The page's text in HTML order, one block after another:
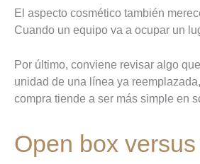
El aspecto cosmético también
Cuando un equipo va a ocupar un
Por último, conviene revisar algo
unidad de una línea ya
compra tiende a ser más simple en
Open box